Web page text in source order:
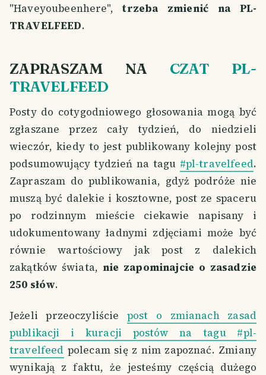
"Haveyoubeenhere",trzeba zmienić na PL-
TRAVELFEED.
ZAPRASZAM NA CZAT PL-
TRAVELFEED
Posty do cotygodniowego głosowania mogą być
zgłaszane przez cały tydzień, do niedzieli
wieczór, kiedy to jest publikowany kolejny post
podsumowujący tydzień na tagu #pl-travelfeed.
Zapraszam do publikowania, gdyż podróże nie
muszą być dalekie i kosztowne, post ze spaceru
po rodzinnym mieście ciekawie napisany i
udokumentowany ładnymi zdjęciami może być
równie wartościowy jak post z dalekich
zakątków świata, nie zapominajcie o zasadzie
250 słów.
Jeżeli przeoczyliście post o zmianach zasad
publikacji i kuracji postów na tagu #pl-
travelfeed polecam się z nim zapoznać. Zmiany
wynikają z faktu, że jesteśmy częścią dużego